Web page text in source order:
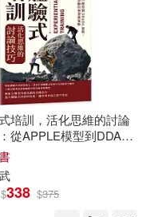
培訓，活化思維的討論
從APPLE模型到DDADA
剖析領導活動的智慧與
$338 $375